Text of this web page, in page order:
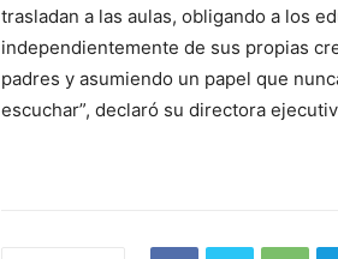
trasladan a las aulas, obligando a los
independientemente de sus propias
padres y asumiendo un papel que
escuchar”, declaró su directora